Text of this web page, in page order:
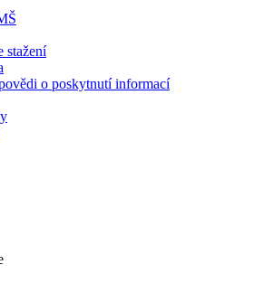
stažení
o poskytnutí informací